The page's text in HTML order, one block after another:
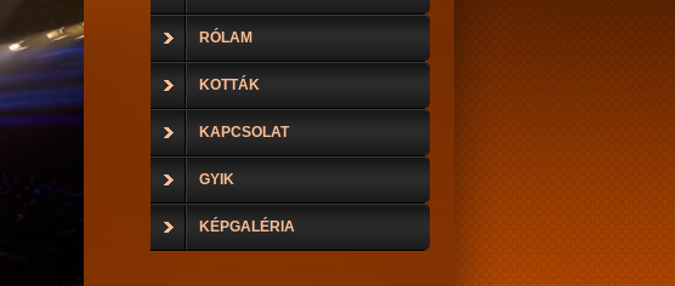
RÓLAM
KOTTÁK
KAPCSOLAT
GYIK
KÉPGALÉRIA